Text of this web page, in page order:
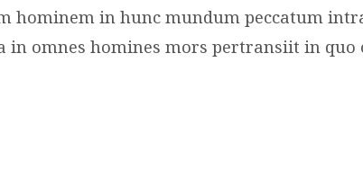
hominem in hunc mundum peccatum
in omnes homines mors pertransiit in quo